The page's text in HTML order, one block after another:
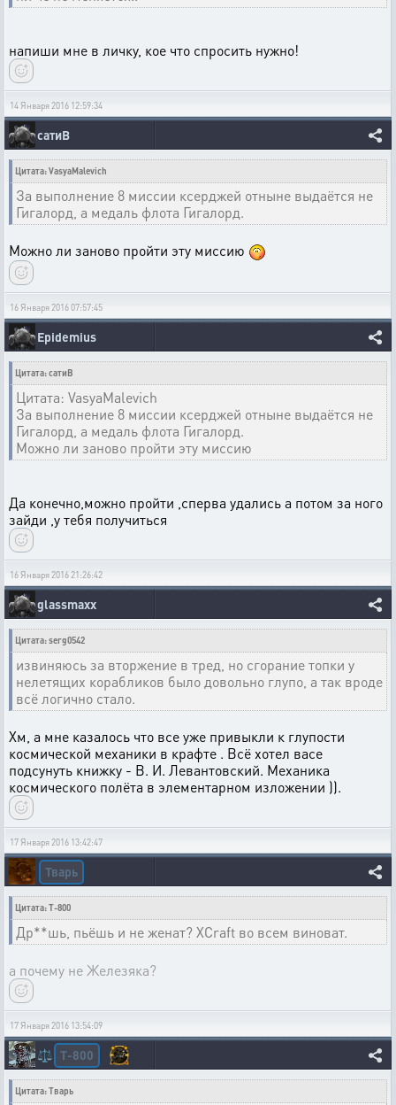
напиши мне в личку, кое что спросить нужно!
14 Января 2016 12:59:34
сатиВ
Цитата: VasyaMalevich
За выполнение 8 миссии ксерджей отныне выдаётся не
Гигалорд, а медаль флота Гигалорд.
Можно ли заново пройти эту миссию
16 Января 2016 07:57:45
Epidemius
Цитата: сатиВ
Цитата: VasyaMalevich
За выполнение 8 миссии ксерджей отныне выдаётся не
Гигалорд, а медаль флота Гигалорд.
Можно ли заново пройти эту миссию
Да конечно,можно пройти ,сперва удались а потом за ного
зайди ,у тебя получиться
16 Января 2016 21:26:42
glassmaxx
Цитата: serg0542
извиняюсь за вторжение в тред, но сгорание топки у
нелетящих корабликов было довольно глупо, а так вроде
всё логично стало.
Хм, а мне казалось что все уже привыкли к глупости
космической механики в крафте . Всё хотел васе
подсунуть книжку - В. И. Левантовский. Механика
космического полёта в элементарном изложении )).
17 Января 2016 13:42:47
Тварь
Цитата: T-800
Др**шь, пьёшь и не женат? XCraft во всем виноват.
а почему не Железяка?
17 Января 2016 13:54:09
⚖️ T-800
Цитата: Тварь